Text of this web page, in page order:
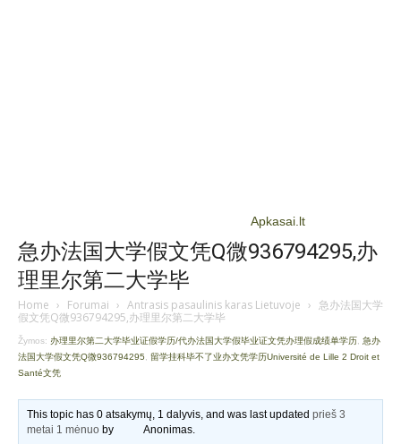
Apkasai.lt
急办法国大学假文凭Q微936794295,办
理里尔第二大学毕
Home › Forumai › Antrasis pasaulinis karas Lietuvoje › 急办法国大学
假文凭Q微936794295,办理里尔第二大学毕
Žymos: 办理里尔第二大学毕业证假学历/代办法国大学假毕业证文凭办理假成绩单学历 急办
法国大学假文凭Q微936794295
留学挂科毕不了业办文凭学历Université de Lille 2 Droit et
Santé文凭
This topic has 0 atsakymų, 1 dalyvis, and was last updatedprieš 3
metai 1 mėnuo by Anonimas.